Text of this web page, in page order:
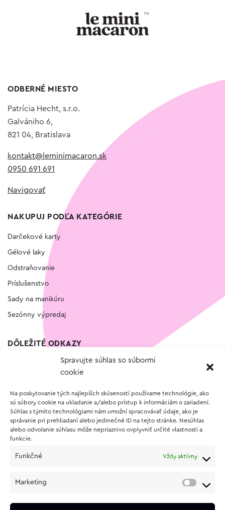
Spravujte súhlas so súbormi
cookie
Na poskytovanie tých najlepších skúseností používame technológie, ako
sú súbory cookie na ukladanie a/alebo prístup k informáciám o zariadení.
Súhlas s týmito technológiami nám umožní spracovávať údaje, ako je
správanie pri prehliadaní alebo jedinečné ID na tejto stránke. Nesúhlas
alebo odvolanie súhlasu môže nepriaznivo ovplyvniť určité vlastnosti a
funkcie.
Funkčné Vždy aktívny
Marketing
ODBERNÉ MIESTO
Patrícia Hecht, s.r.o.
Galvániho 6,
821 04, Bratislava
kontakt@leminimacaron.sk
0950 691 691
Navigovať
NAKUPUJ PODĽA KATEGÓRIE
Darčekové karty
Gélové laky
Odstraňovanie
Príslušenstvo
Sady na manikúru
Sezónny výpredaj
DÔLEŽITÉ ODKAZY
Vernostný program
O NÁKUPE
Vrátenie a reklamácia tovaru